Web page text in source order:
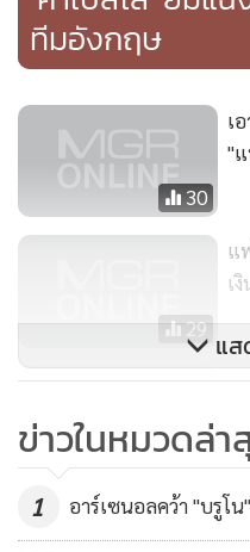
ทีมอังกฤษ
30
เ
"
29
แ
เ
14
เ
แส
ข่าวในหมวดล่า
1 อาร์เซนอลคว้า "บรูโ